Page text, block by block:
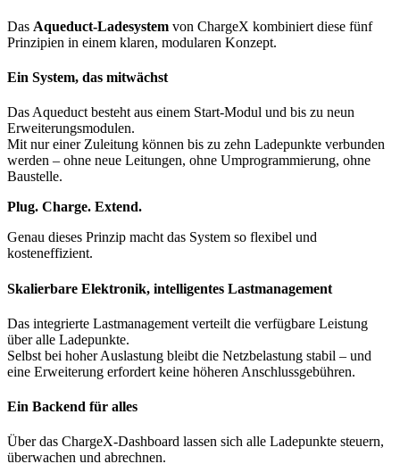
Das Aqueduct-Ladesystem von ChargeX kombiniert diese fünf
Prinzipien in einem klaren, modularen Konzept.
Ein System, das mitwächst
Das Aqueduct besteht aus einem Start-Modul und bis zu neun
Erweiterungsmodulen.
Mit nur einer Zuleitung können bis zu zehn Ladepunkte verbunden
werden – ohne neue Leitungen, ohne Umprogrammierung, ohne
Baustelle.
Plug. Charge. Extend.
Genau dieses Prinzip macht das System so flexibel und
kosteneffizient.
Skalierbare Elektronik, intelligentes Lastmanagement
Das integrierte Lastmanagement verteilt die verfügbare Leistung
über alle Ladepunkte.
Selbst bei hoher Auslastung bleibt die Netzbelastung stabil – und
eine Erweiterung erfordert keine höheren Anschlussgebühren.
Ein Backend für alles
Über das ChargeX-Dashboard lassen sich alle Ladepunkte steuern,
überwachen und abrechnen.